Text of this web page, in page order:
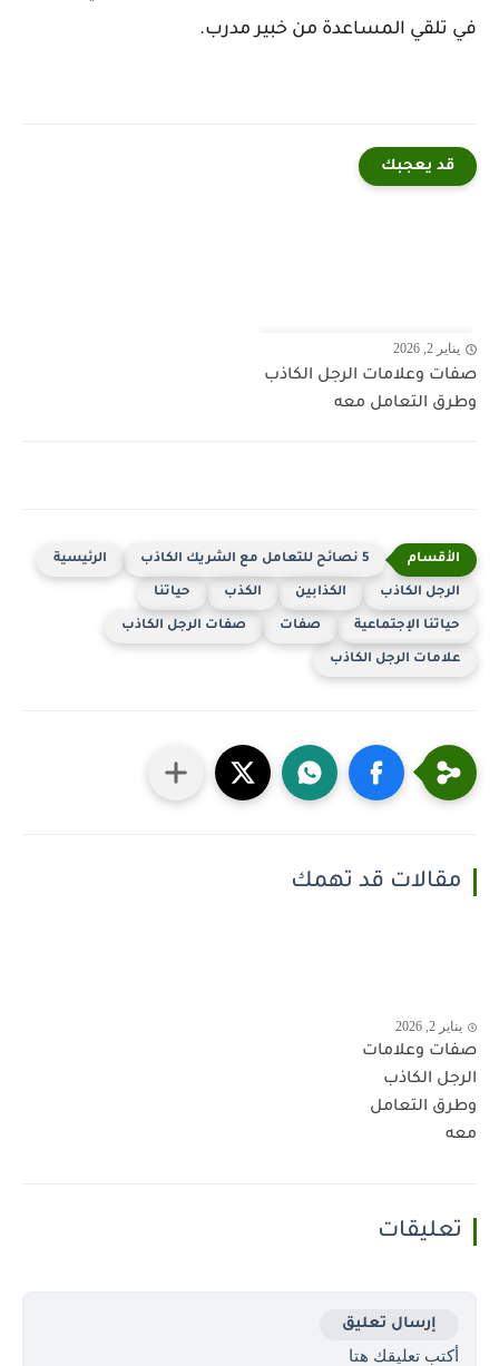
في تلقي المساعدة من خبير مدرب.
قد يعجبك
يناير 2, 2026
صفات وعلامات الرجل الكاذب
وطرق التعامل معه
5 نصائح للتعامل مع الشريك الكاذب الرئيسية
الرجل الكاذب الكذابين الكذب حياتنا
حياتنا الإجتماعية صفات صفات الرجل الكاذب
علامات الرجل الكاذب
مقالات قد تهمك
يناير 2, 2026
صفات وعلامات
الرجل الكاذب
وطرق التعامل
معه
تعليقات
إرسال تعليق
أكتب تعليقك هتا